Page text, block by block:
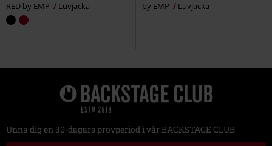
RED by EMP
Luvjacka
by EMP
Luvjacka
Unna dig en 30-dagars provperiod i vår BACKSTAGE CLUB